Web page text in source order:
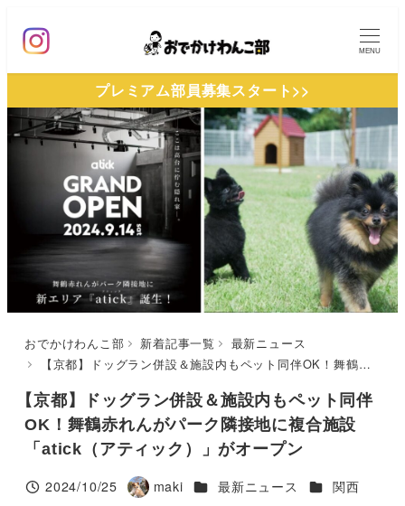
ン
ン
テ
MENU
プレミアム部員募集スタート>>
おでかけわんこ部 新着記事一覧
最新ニュース
【京都】ドッグラン併設＆施設内もペット同伴OK！舞鶴赤れんがパーク隣接地に複合施設「atick（アティック）」がオープン
【京都】ドッグラン併設＆施設内もペット同伴
OK！舞鶴赤れんがパーク隣接地に複合施設
「atick（アティック）」がオープン
投稿日
2024/10/25
著
maki カテゴリー
最新ニュース カテゴリー
関西